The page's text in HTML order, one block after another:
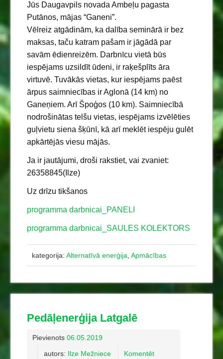
Jūs Daugavpils novada Ambeļu pagasta
Putānos, mājas “Ganeni”.
Vēlreiz atgādinām, ka dalība seminārā ir bez
maksas, taču katram pašam ir jāgādā par
savām ēdienreizēm. Darbnīcu vietā būs
iespējams uzsildīt ūdeni, ir raķešplīts āra
virtuvē. Tuvākās vietas, kur iespējams paēst
ārpus saimniecības ir Aglonā (14 km) no
Ganeņiem. Arī Špoģos (10 km). Saimniecībā
nodrošinātas telšu vietas, iespējams izvēlēties
guļvietu siena šķūnī, kā arī meklēt iespēju gulēt
apkārtējās viesu mājās.
Ja ir jautājumi, droši rakstiet, vai zvaniet:
26358845(Ilze)
Uz drīzu tikšanos
programma darbnicai_PANELI
programma darbnicai_SAULES KOLEKTORS
kategorija: Alternatīvā enerģija Apmācības
Pedāļenerģija Latgalē
Pievienots 06.05.2019
autors: Ilze Mežniece Komentēt